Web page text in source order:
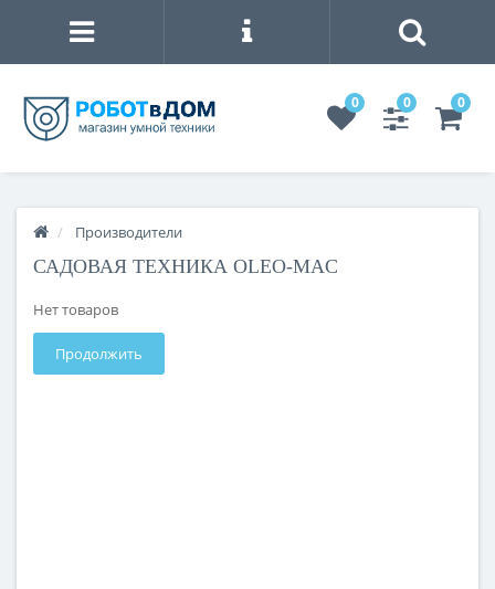
0 0 0
Производители
САДОВАЯ ТЕХНИКА OLEO-MAC
Нет товаров
Продолжить